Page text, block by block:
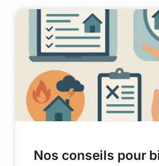
Nos conseils pour